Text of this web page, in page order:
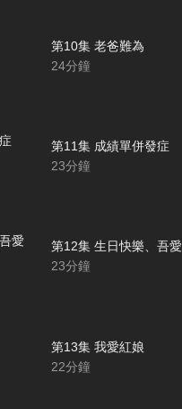
第10集 老爸難為
24分鐘
第11集 成績單併發症
23分鐘
第12集 生日快樂、吾愛
23分鐘
第13集 我愛紅娘
22分鐘